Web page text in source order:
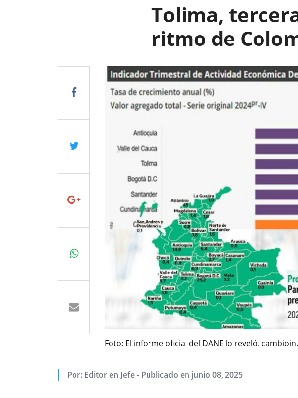
Tolima,
ritmo de
Foto: El informe oficial del DANE lo reveló.
Por: Editor en Jefe- Publicado en junio 08, 2025